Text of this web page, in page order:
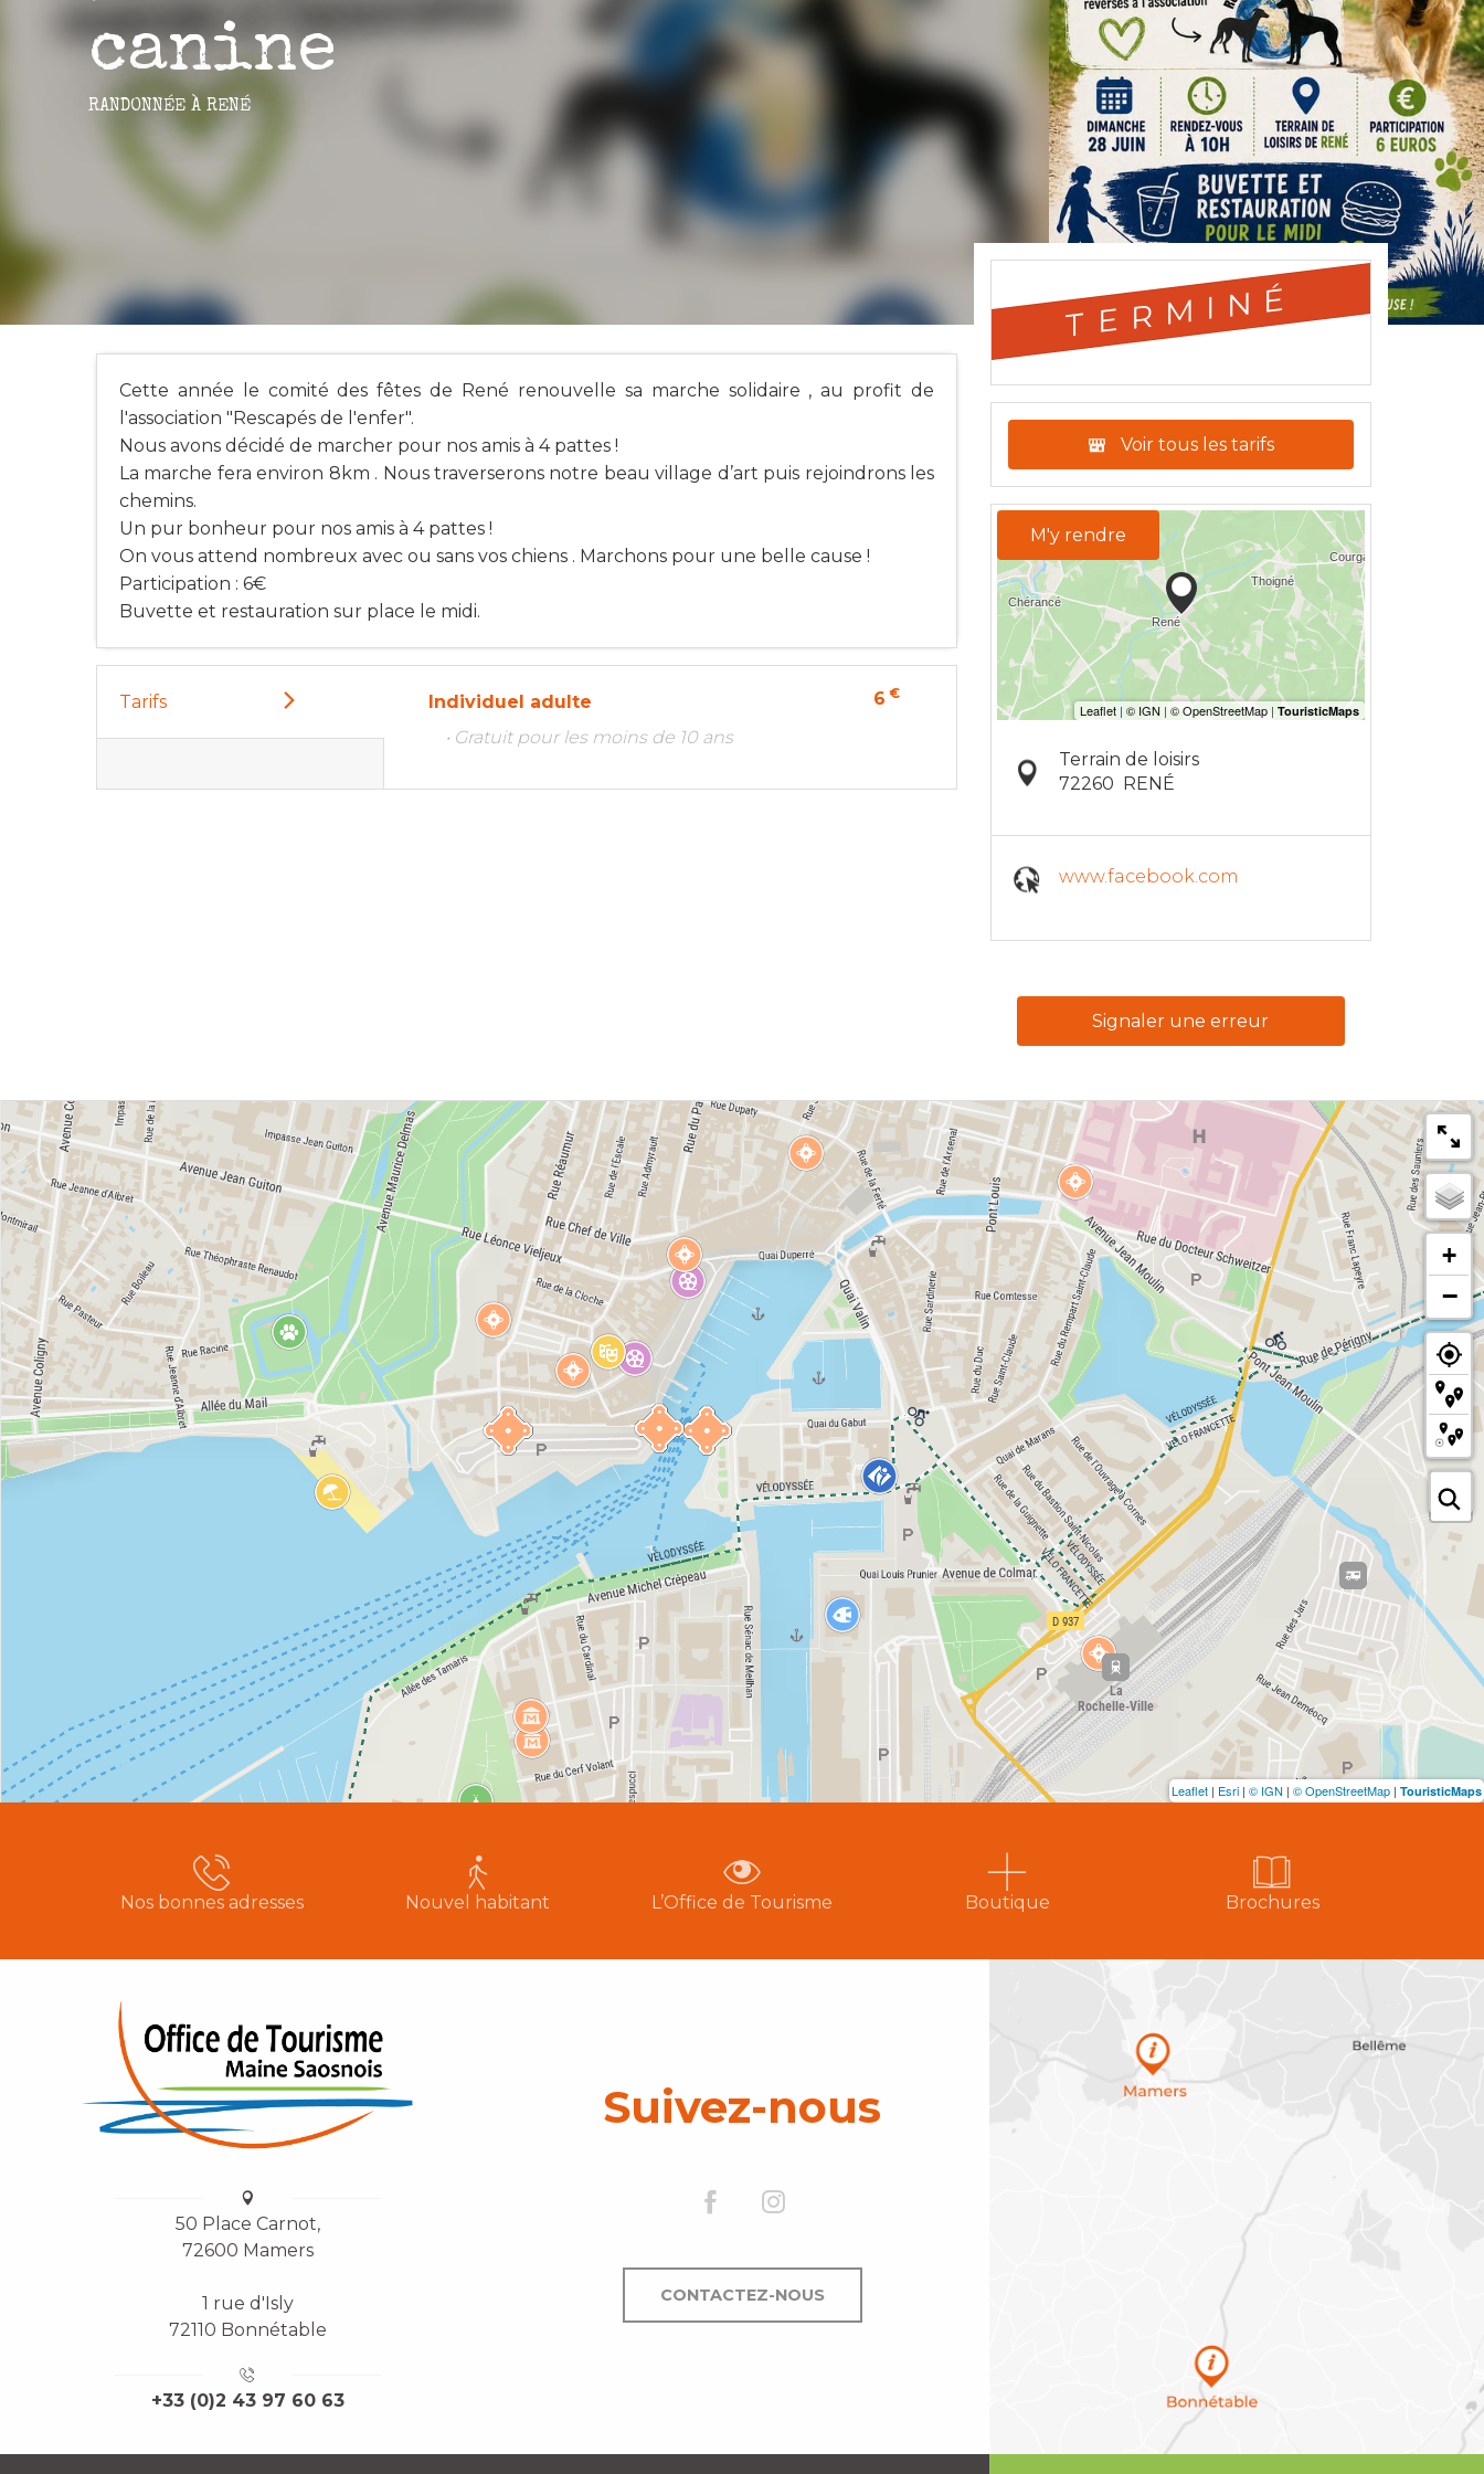
canine
RANDONNÉE À RENÉ
Cette année le comité des fêtes de René renouvelle sa marche solidaire , au profit de
l'association "Rescapés de l'enfer".
Nous avons décidé de marcher pour nos amis à 4 pattes !
La marche fera environ 8km . Nous traverserons notre beau village d’art puis rejoindrons les
chemins.
Un pur bonheur pour nos amis à 4 pattes !
On vous attend nombreux avec ou sans vos chiens . Marchons pour une belle cause !
Participation : 6€
Buvette et restauration sur place le midi.
Tarifs Individuel adulte 6 €
• Gratuit pour les moins de 10 ans
TERMINÉ
Voir tous les tarifs
M'y rendre
Terrain de loisirs
72260
RENÉ
www.facebook.com
Signaler une erreur
+
−
Leaflet | Esri | © IGN | © OpenStreetMap | TouristicMaps
Nos bonnes adresses Nouvel habitant L’Office de Tourisme Boutique Brochures
50 Place Carnot,
72600 Mamers
1 rue d'Isly
72110 Bonnétable
+33 (0)2 43 97 60 63
Suivez-nous
CONTACTEZ-NOUS